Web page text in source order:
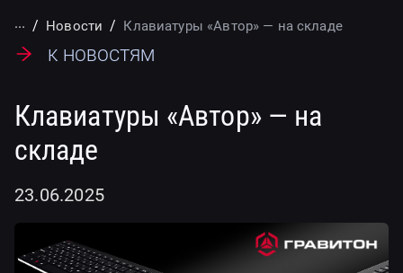
... Новости Клавиатуры «Автор» — на складе
К новостям
Клавиатуры «Автор» — на
складе
23.06.2025